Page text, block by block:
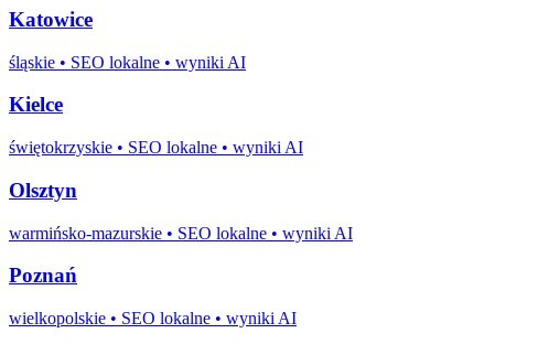
Katowice
śląskie • SEO lokalne • wyniki AI
Kielce
świętokrzyskie • SEO lokalne • wyniki AI
Olsztyn
warmińsko-mazurskie • SEO lokalne • wyniki AI
Poznań
wielkopolskie • SEO lokalne • wyniki AI